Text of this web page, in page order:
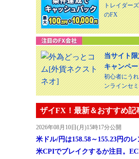
トレイダー
のFX
当サイト限
キャンペ
初心者にう
ンラインセ
ザイFX！最新＆おすすめ記
2026年08月10日(月)15時17分公開
米ドル/円は158.58～155.23円の
米CPIでブレイクするか注目。